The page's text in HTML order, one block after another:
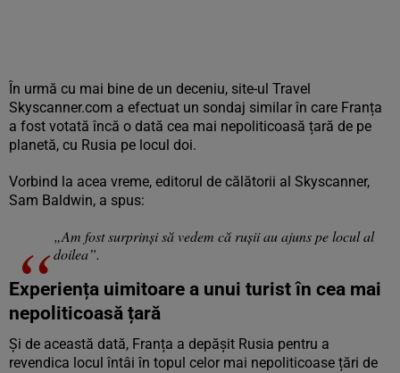
În urmă cu mai bine de un deceniu, site-ul Travel
Skyscanner.com a efectuat un sondaj similar în care Franța
a fost votată încă o dată cea mai nepoliticoasă țară de pe
planetă, cu Rusia pe locul doi.
Vorbind la acea vreme, editorul de călătorii al Skyscanner,
Sam Baldwin, a spus:
„Am fost surprinși să vedem că rușii au ajuns pe locul al
doilea”.
Experiența uimitoare a unui turist în cea mai
nepoliticoasă țară
Și de această dată, Franța a depășit Rusia pentru a
revendica locul întâi în topul celor mai nepoliticoase țări de